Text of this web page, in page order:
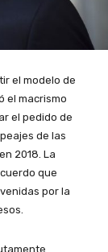
el modelo de
el macrismo
el pedido de
de las
2018. La
que
por la